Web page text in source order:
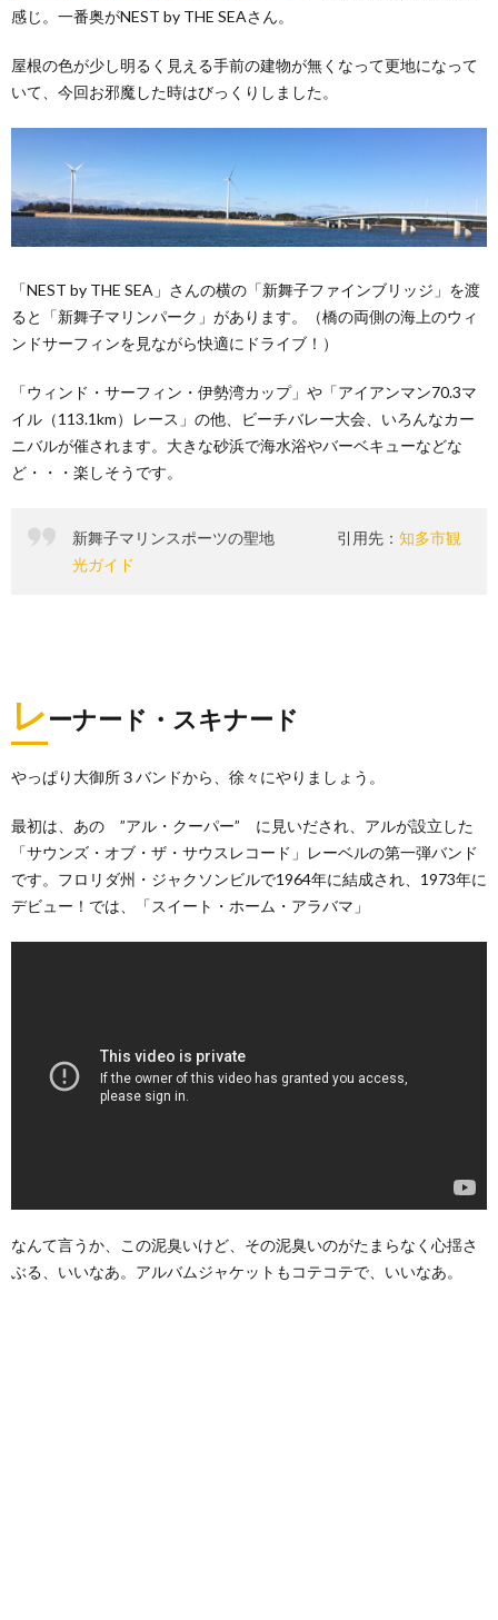
感じ。一番奥がNEST by THE SEAさん。
屋根の色が少し明るく見える手前の建物が無くなって更地になって
いて、今回お邪魔した時はびっくりしました。
「NEST by THE SEA」さんの横の「新舞子ファインブリッジ」を渡
ると「新舞子マリンパーク」があります。（橋の両側の海上のウィ
ンドサーフィンを見ながら快適にドライブ！）
「ウィンド・サーフィン・伊勢湾カップ」や「アイアンマン70.3マ
イル（113.1km）レース」の他、ビーチバレー大会、いろんなカー
ニバルが催されます。大きな砂浜で海水浴やバーベキューなどな
ど・・・楽しそうです。
新舞子マリンスポーツの聖地 引用先： 知多市観
光ガイド
レーナード・スキナード
やっぱり大御所３バンドから、徐々にやりましょう。
最初は、あの ”アル・クーパー” に見いだされ、アルが設立した
「サウンズ・オブ・ザ・サウスレコード」レーベルの第一弾バンド
です。フロリダ州・ジャクソンビルで1964年に結成され、1973年に
デビュー！では、「スイート・ホーム・アラバマ」
なんて言うか、この泥臭いけど、その泥臭いのがたまらなく心揺さ
ぶる、いいなあ。アルバムジャケットもコテコテで、いいなあ。